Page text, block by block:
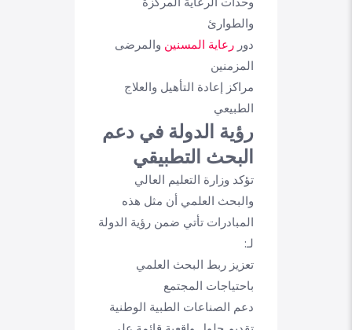
والطوارئ
دور رعاية المسنين والمرضى
المزمنين
مراكز إعادة التأهيل والعلاج
الطبيعي
رؤية الدولة في دعم
البحث التطبيقي
تؤكد وزارة التعليم العالي
والبحث العلمي أن مثل هذه
المبادرات تأتي ضمن رؤية الدولة
لـ:
تعزيز ربط البحث العلمي
باحتياجات المجتمع
دعم الصناعات الطبية الوطنية